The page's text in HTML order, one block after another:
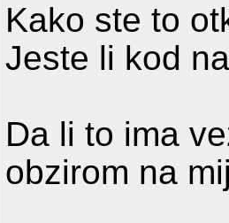
Kako ste to
Jeste li kod
Da li to ima
obzirom na